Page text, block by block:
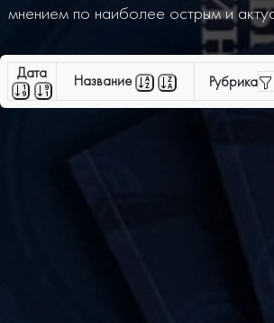
мнением по наиболее острым и
Дата Название Рубрика